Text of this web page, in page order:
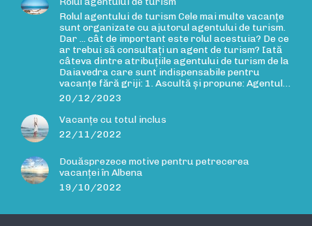
Rolul agentului de turism Cele mai multe vacanțe
sunt organizate cu ajutorul agentului de turism.
Dar ... cât de important este rolul acestuia? De ce
ar trebui să consultați un agent de turism? Iată
câteva dintre atribuțiile agentului de turism de la
Daiavedra care sunt indispensabile pentru
vacanțe fără griji: 1. Ascultă și propune: Agentul…
20/12/2023
Vacanțe cu totul inclus
22/11/2022
Douăsprezece motive pentru petrecerea
vacanței în Albena
19/10/2022